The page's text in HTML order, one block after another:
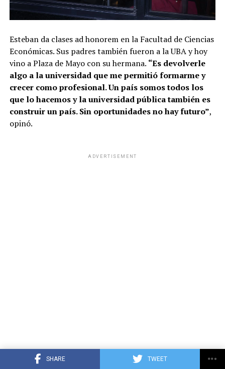
SHARE TWEET
Esteban da clases ad honorem en la Facultad de Ciencias
Económicas. Sus padres también fueron a la UBA y hoy
vino a Plaza de Mayo con su hermana. “Es devolverle
algo a la universidad que me permitió formarme y
crecer como profesional. Un país somos todos los
que lo hacemos y la universidad pública también es
construir un país. Sin oportunidades no hay futuro”,
opinó.
ADVERTISEMENT